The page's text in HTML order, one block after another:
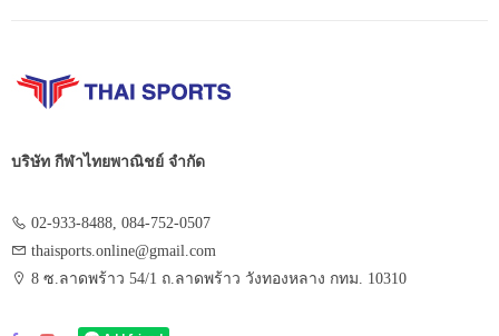
บริษัท กีฬาไทยพาณิชย์ จำกัด
02-933-8488, 084-752-0507
thaisports.online@gmail.com
8 ซ.ลาดพร้าว 54/1 ถ.ลาดพร้าว วังทองหลาง กทม. 10310